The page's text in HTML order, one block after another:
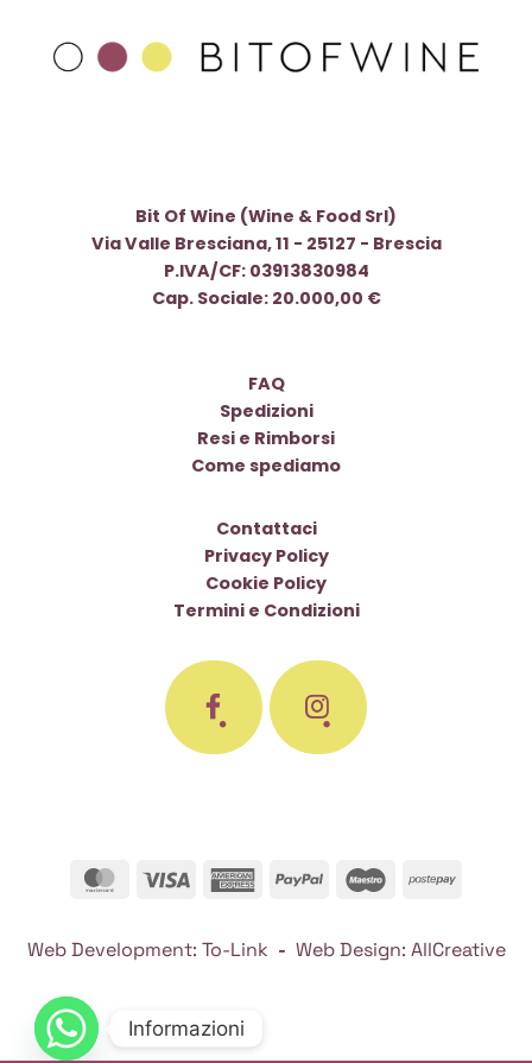
Bit Of Wine (Wine & Food Srl)
Via Valle Bresciana, 11 - 25127 - Brescia
P.IVA/CF: 03913830984
Cap. Sociale: 20.000,00 €
FAQ
Spedizioni
Resi e Rimborsi
Come spediamo
Contattaci
Privacy Policy
Cookie Policy
Termini e Condizioni
MasterCard
Visa
AmericanPayPal Maestro
Web Development: To-Link - Web Design: AllCreative
Informazioni